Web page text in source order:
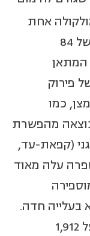
אחת
של מתאן שווה בערכה להשפעתן של 84
המתאן
פירוק
כמו
מהפשרת
(קפאת-עד,
עלה מאוד
בעלייה חדה.
כיום עומדת כמותו באטמוספרה על 1,912